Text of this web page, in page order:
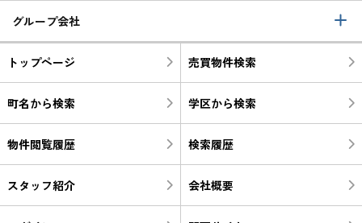
グループ会社
トップページ 売買物件検索
町名から検索 学区から検索
物件閲覧履歴 検索履歴
スタッフ紹介 会社概要